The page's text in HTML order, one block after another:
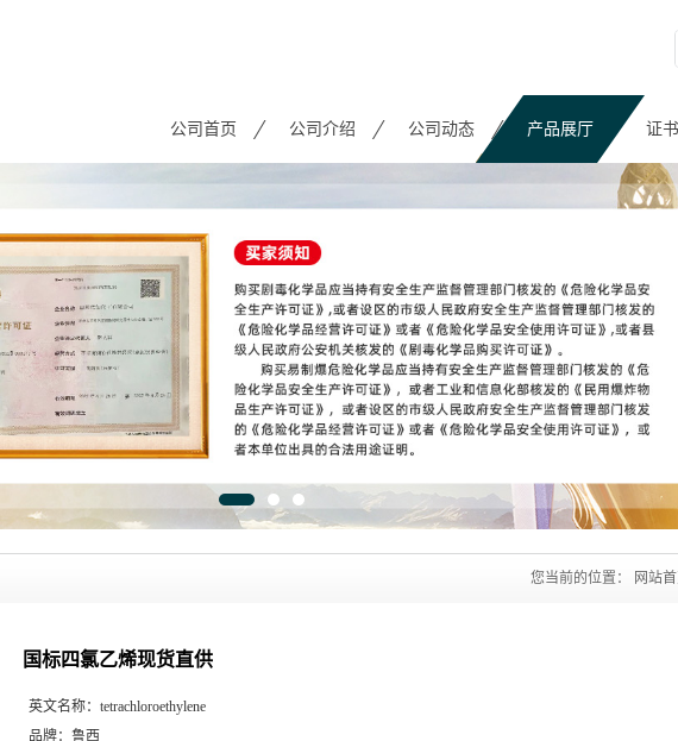
公司首页 公司介绍 公司动态 产品展厅 证
您当前的位置： 网站
国标四氯乙烯现货直供
英文名称： tetrachloroethylene
品牌： 鲁西